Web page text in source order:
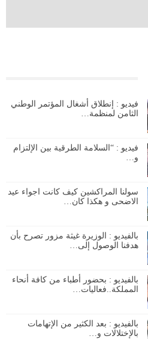
فيديو : إنطلاق أشغال المؤتمر الوطني
الثامن لمنظمة…
فيديو : “السلامة الطرقية بين الإلتزام
و…
سولنا المراكشين كيف كانت اجواء عيد
الاضحى و هكذا كان…
بالفيديو : الوزيرة غيثة مزور تصرح بأن
هدفنا الوصول إلى…
بالفيديو : بحضور أطباء من كافة أنحاء
المملكة..فعاليات…
بالفيديو : بعد الكثير من الإتهامات
بالإختلالات و…